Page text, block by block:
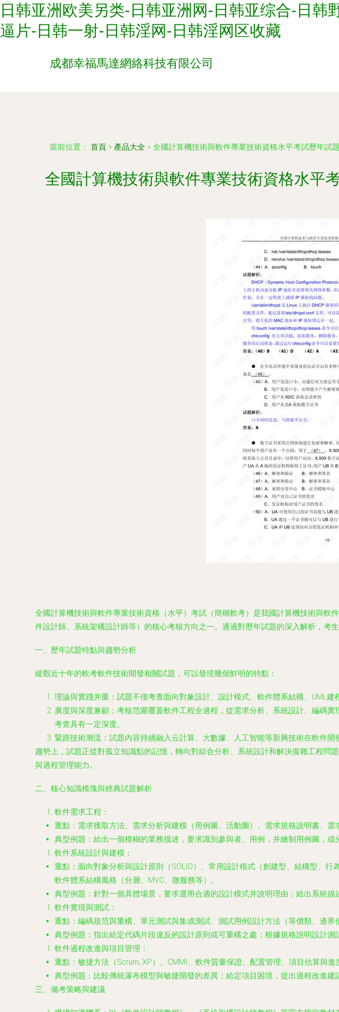
日韩亚洲欧美另类-日韩亚洲网-日韩亚综合-日
逼片-日韩一射-日韩淫网-日韩淫网区收藏
成都幸福馬達網絡科技有限公司
當前位置： 首頁 > 產品大全 > 全國計算機技術與軟件專業技術資格水平考試歷年試
全國計算機技術與軟件專業技術資格水平
全國計算機技術與軟件專業技術資格（水平）考試（簡稱軟考）是我國計算機技術與
件設計師、系統架構設計師等）的核心考核方向之一。通過對歷年試題的深入解析，考
一、歷年試題特點與趨勢分析
縱觀近十年的軟考軟件技術開發相關試題，可以發現幾個鮮明的特點：
理論與實踐并重 ：試題不僅考查面向對象設計、設計模式、軟件體系結構、UML
廣度與深度兼顧 ：考核范圍覆蓋軟件工程全過程，從需求分析、系統設計、編碼
考查具有一定深度。
緊跟技術潮流 ：試題內容持續融入云計算、大數據、人工智能等新興技術在軟件
趨勢上，試題正從對孤立知識點的記憶，轉向對綜合分析、系統設計和解決復雜工程
與過程管理能力。
二、核心知識模塊與經典試題解析
軟件需求工程 ：
重點 ：需求獲取方法、需求分析與建模（用例圖、活動圖）、需求規格說明書、需
典型例題 ：給出一個模糊的業務描述，要求識別參與者、用例，并繪制用例圖，或
軟件系統設計與建模 ：
重點 ：面向對象分析與設計原則（SOLID）、常用設計模式（創建型、結構型、
軟件體系結構風格（分層、MVC、微服務等）。
典型例題 ：針對一個具體場景，要求選用合適的設計模式并說明理由；給出系統
軟件實現與測試 ：
重點 ：編碼規范與重構、單元測試與集成測試、測試用例設計方法（等價類、邊界
典型例題 ：指出給定代碼片段違反的設計原則或可重構之處；根據規格說明設計測
軟件過程改進與項目管理 ：
重點 ：敏捷方法（Scrum, XP）、CMMI、軟件質量保證、配置管理、項目估算與進
典型例題 ：比較傳統瀑布模型與敏捷開發的差異；給定項目困境，提出過程改進建
三、備考策略與建議